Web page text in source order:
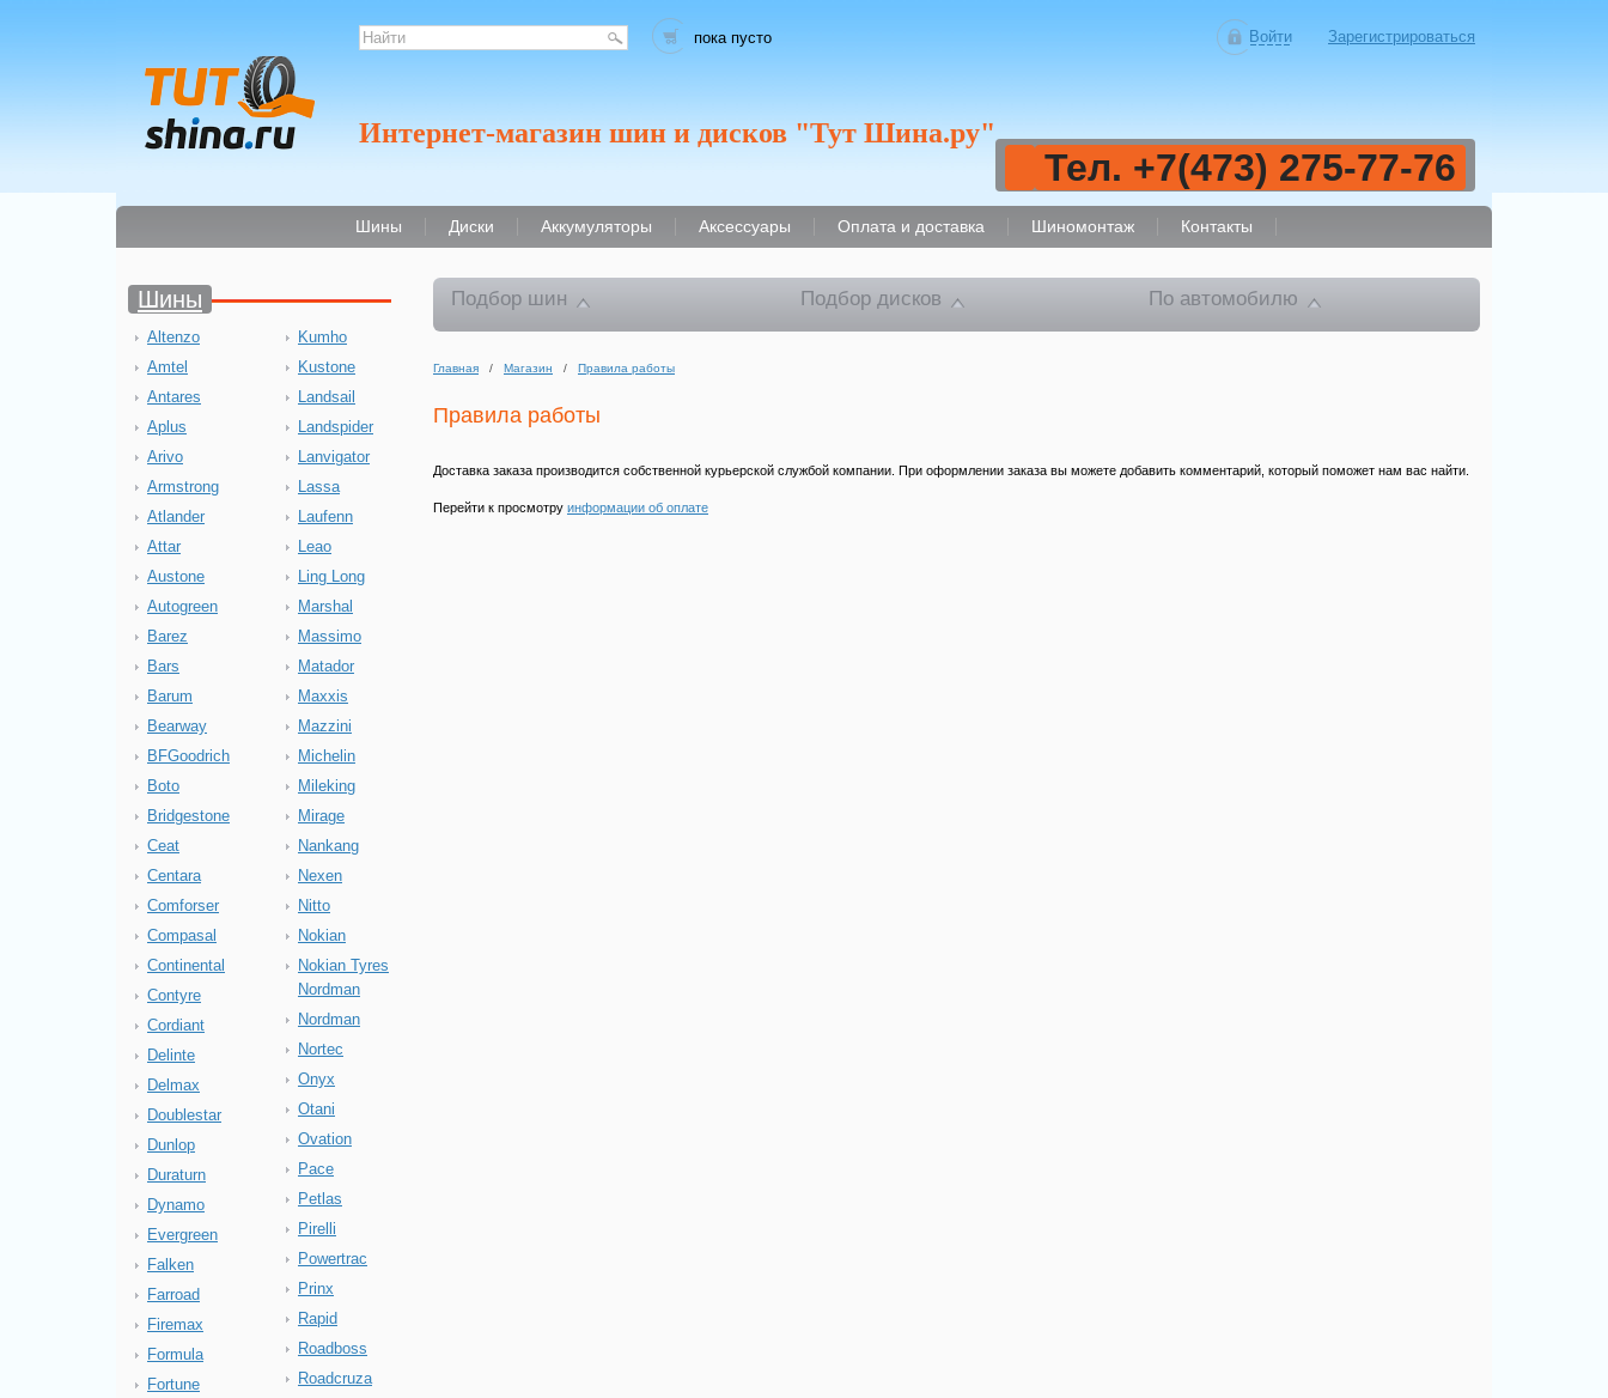
пока пусто Зарегистрироваться
Войти
Интернет-магазин шин и дисков "Тут Шина.ру"
Тел. +7(473) 275-77-76
Шины Диски Аккумуляторы Аксессуары Оплата и доставка Шиномонтаж Контакты
Шины
Altenzo
Amtel
Antares
Aplus
Arivo
Armstrong
Atlander
Attar
Austone
Autogreen
Barez
Bars
Barum
Bearway
BFGoodrich
Boto
Bridgestone
Ceat
Centara
Comforser
Compasal
Continental
Contyre
Cordiant
Delinte
Delmax
Doublestar
Dunlop
Duraturn
Dynamo
Evergreen
Falken
Farroad
Firemax
Formula
Fortune
Kumho
Kustone
Landsail
Landspider
Lanvigator
Lassa
Laufenn
Leao
Ling Long
Marshal
Massimo
Matador
Maxxis
Mazzini
Michelin
Mileking
Mirage
Nankang
Nexen
Nitto
Nokian
Nokian Tyres
Nordman
Nordman
Nortec
Onyx
Otani
Ovation
Pace
Petlas
Pirelli
Powertrac
Prinx
Rapid
Roadboss
Roadcruza
Подбор шин Подбор дисков По автомобилю
Главная / Магазин / Правила работы
Правила работы
Доставка заказа производится собственной курьерской службой компании. При оформлении заказа вы можете добавить комментарий, который поможет нам вас найти.
Перейти к просмотру информации об оплате